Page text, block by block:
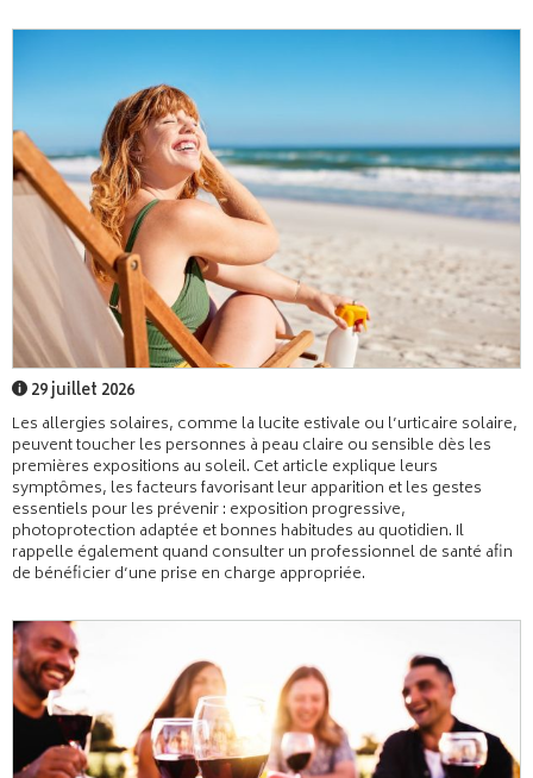
29 juillet 2026
Les allergies solaires, comme la lucite estivale ou l’urticaire solaire,
peuvent toucher les personnes à peau claire ou sensible dès les
premières expositions au soleil. Cet article explique leurs
symptômes, les facteurs favorisant leur apparition et les gestes
essentiels pour les prévenir : exposition progressive,
photoprotection adaptée et bonnes habitudes au quotidien. Il
rappelle également quand consulter un professionnel de santé afin
de bénéficier d’une prise en charge appropriée.